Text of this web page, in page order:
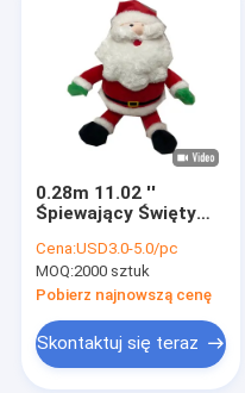
0.28m 11.02 ''
Śpiewający Święty
Świętego Mikołaja
LED Light
Cena:USD3.0-5.0/pc
MOQ:2000 sztuk
Pobierz najnowszą cenę
Skontaktuj się teraz